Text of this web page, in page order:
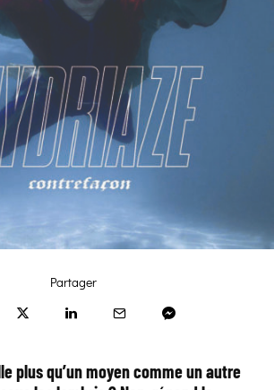
Partager
plus qu’un moyen comme un autre